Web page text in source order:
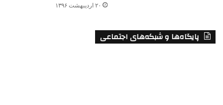
۲۰ اردیبهشت ۱۳۹۶
پایگاه‌ها و شبکه‌های اجتماعی